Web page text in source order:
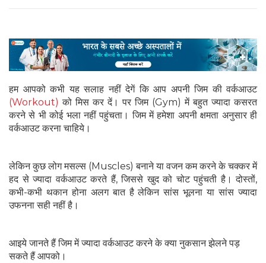
हम आपको कभी यह सलाह नहीं देगें कि आप अपनी जिम की वर्कआउट
(Workout) को मिस कर दें। पर जिम (Gym) में बहुत ज्‍यादा कसरत
करने से भी कोई भला नहीं पहुंचता। जिम में हमेशा अपनी क्षमता अनुसार ही
वर्कआउट करना चाहिये।
लेकिन कुछ लोग मसल्‍स (Muscles) बनाने या वजन कम करने के चक्‍कर में
हद से ज्‍यादा वर्कआउट करते हैं, जिससे खुद को चोट पहुंचती है। दोस्‍तों,
कभी-कभी थकान होना अलग बात है लेकिन सांस भूलना या सांस ज्यादा
उफनना सही नहीं है।
आइये जानते हैं जिम में ज्‍यादा वर्कआउट करने के क्‍या नुकसान झेलने पड़
सकते हैं आपको।